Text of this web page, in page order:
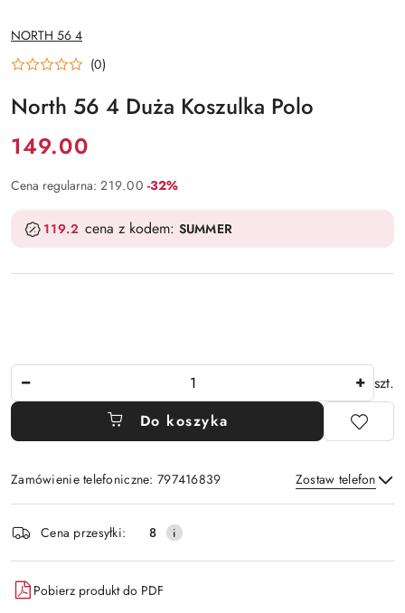
NAZWA
PRODUCENTA:
NORTH 56 4
(0)
North 56 4 Duża Koszulka Polo
Cena:
149.00
Cena regularna: 219.00 Rabat:
-32%
119.2 cena z kodem: SUMMER
szt.
Do koszyka
Zamówienie telefoniczne: 797416839 Zostaw telefon
Wyślij
i
dostawa
Cena przesyłki: 8
Pobierz produkt do PDF